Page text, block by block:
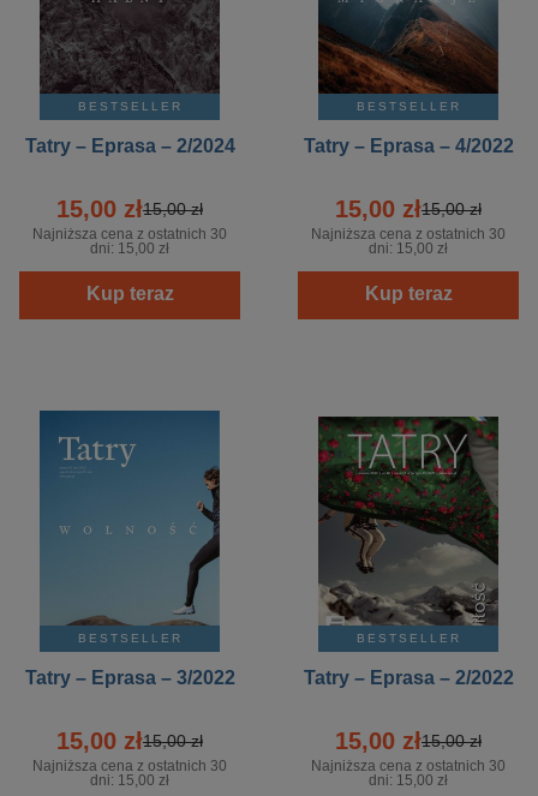
BESTSELLER
Tatry – Eprasa – 2/2024
15,00 zł15,00 zł
Najniższa cena z ostatnich 30
dni: 15,00 zł
Kup teraz
BESTSELLER
Tatry – Eprasa – 4/2022
15,00 zł15,00 zł
Najniższa cena z ostatnich 30
dni: 15,00 zł
Kup teraz
BESTSELLER
Tatry – Eprasa – 3/2022
15,00 zł15,00 zł
Najniższa cena z ostatnich 30
dni: 15,00 zł
BESTSELLER
Tatry – Eprasa – 2/2022
15,00 zł15,00 zł
Najniższa cena z ostatnich 30
dni: 15,00 zł